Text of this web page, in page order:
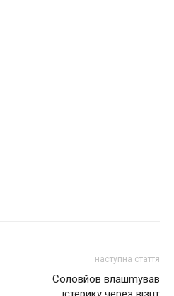
наступна стаття
Солoвйов влашmував